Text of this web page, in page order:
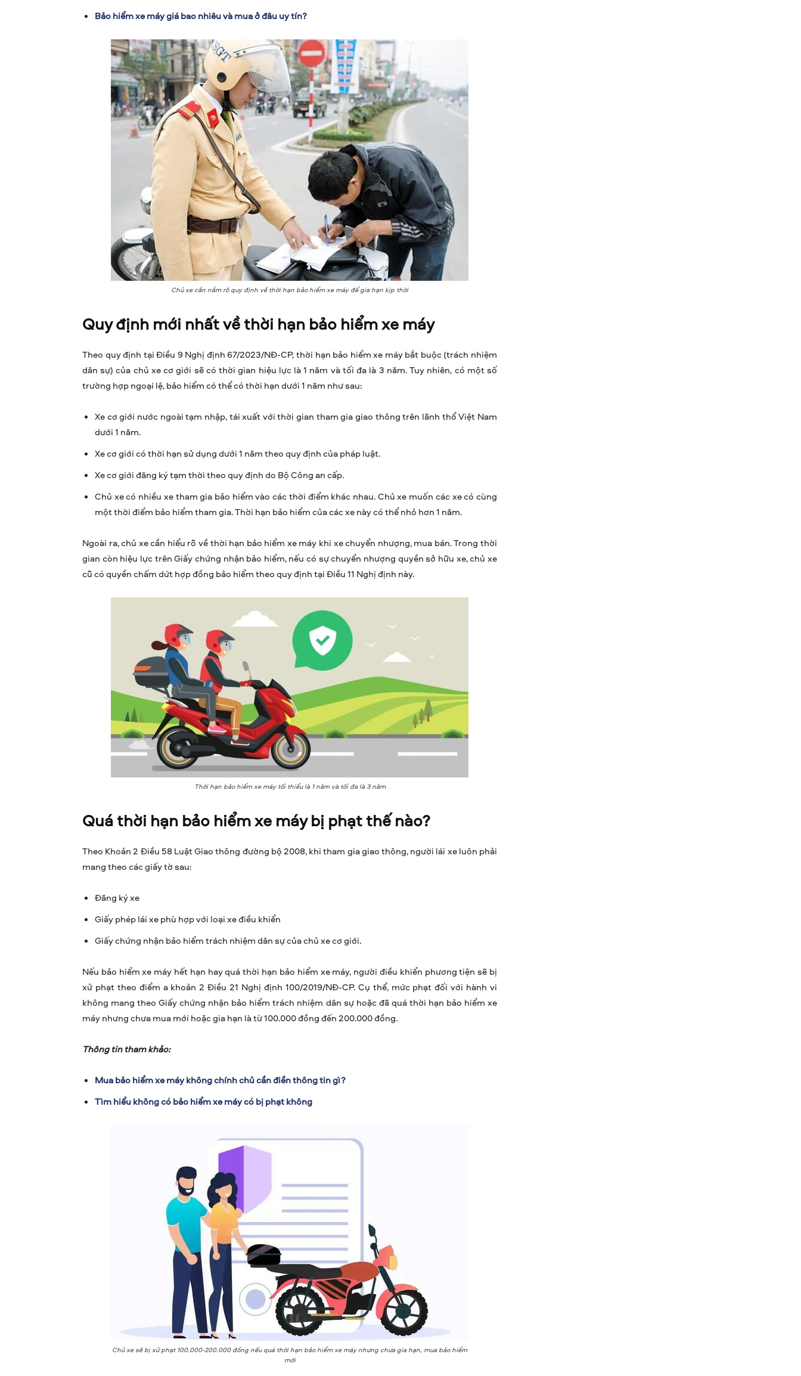
Bảo hiểm xe máy giá bao nhiêu và mua ở đâu uy tín?
Chủ xe cần nắm rõ quy định về thời hạn bảo hiểm xe máy để gia hạn kịp thời
Quy định mới nhất về thời hạn bảo hiểm xe máy
Theo quy định tại Điều 9 Nghị định 67/2023/NĐ-CP, thời hạn bảo hiểm xe máy bắt buộc (trách nhiệm
dân sự) của chủ xe cơ giới sẽ có thời gian hiệu lực là 1 năm và tối đa là 3 năm. Tuy nhiên, có một số
trường hợp ngoại lệ, bảo hiểm có thể có thời hạn dưới 1 năm như sau:
Xe cơ giới nước ngoài tạm nhập, tái xuất với thời gian tham gia giao thông trên lãnh thổ Việt Nam
dưới 1 năm.
Xe cơ giới có thời hạn sử dụng dưới 1 năm theo quy định của pháp luật.
Xe cơ giới đăng ký tạm thời theo quy định do Bộ Công an cấp.
Chủ xe có nhiều xe tham gia bảo hiểm vào các thời điểm khác nhau. Chủ xe muốn các xe có cùng
một thời điểm bảo hiểm tham gia. Thời hạn bảo hiểm của các xe này có thể nhỏ hơn 1 năm.
Ngoài ra, chủ xe cần hiểu rõ về thời hạn bảo hiểm xe máy khi xe chuyển nhượng, mua bán. Trong thời
gian còn hiệu lực trên Giấy chứng nhận bảo hiểm, nếu có sự chuyển nhượng quyền sở hữu xe, chủ xe
cũ có quyền chấm dứt hợp đồng bảo hiểm theo quy định tại Điều 11 Nghị định này.
Thời hạn bảo hiểm xe máy tối thiểu là 1 năm và tối đa là 3 năm
Quá thời hạn bảo hiểm xe máy bị phạt thế nào?
Theo Khoản 2 Điều 58 Luật Giao thông đường bộ 2008, khi tham gia giao thông, người lái xe luôn phải
mang theo các giấy tờ sau:
Đăng ký xe
Giấy phép lái xe phù hợp với loại xe điều khiển
Giấy chứng nhận bảo hiểm trách nhiệm dân sự của chủ xe cơ giới.
Nếu bảo hiểm xe máy hết hạn hay quá thời hạn bảo hiểm xe máy, người điều khiển phương tiện sẽ bị
xử phạt theo điểm a khoản 2 Điều 21 Nghị định 100/2019/NĐ-CP. Cụ thể, mức phạt đối với hành vi
không mang theo Giấy chứng nhận bảo hiểm trách nhiệm dân sự hoặc đã quá thời hạn bảo hiểm xe
máy nhưng chưa mua mới hoặc gia hạn là từ 100.000 đồng đến 200.000 đồng.
Thông tin tham khảo:
Mua bảo hiểm xe máy không chính chủ cần điền thông tin gì?
Tìm hiểu không có bảo hiểm xe máy có bị phạt không
Chủ xe sẽ bị xử phạt 100.000-200.000 đồng nếu quá thời hạn bảo hiểm xe máy nhưng chưa gia hạn, mua bảo hiểm
mới